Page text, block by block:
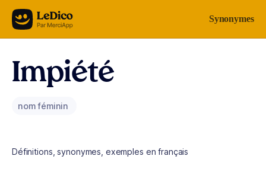
Aller au contenu Synonymes
Impiété
nom féminin
Définitions, synonymes, exemples en français